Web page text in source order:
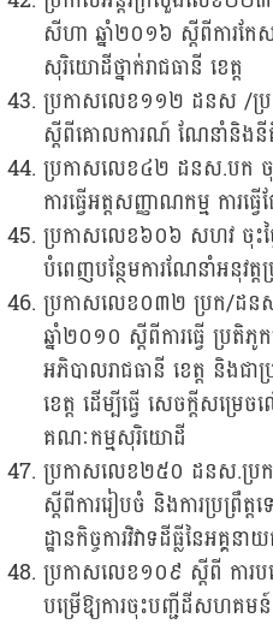
សីហា ឆ្នាំ២០១៦ ស្តីពីការក
សុរិយោដីថ្នាក់រាជធានី ខេត្ត
ប្រកាសលេខ១១២ ដនស /ប្រ
ស្តីពីគោលការណ៍ ណែនាំនិងនី
ប្រកាសលេខ៤២ ដនស.បក ចុ
ការធ្វើអត្តសញ្ញាណកម្ម ការធ្
ប្រកាសលេខ៦០៦ សហវ ចុះថ្
បំពេញបន្ថែមការ​ណែនាំ​អនុវត្ត​
ប្រកាសលេខ០៣២ ប្រក/ដន
ឆ្នាំ២០១០ ស្តីពីការធ្វើ ប្រ
អភិបាលរាជធានី ខេត្ត និងជ
ខេត្ត ដើម្បីធ្វើ សេចក្តីសម្រេ
គណៈកម្មសុរិយោដី
ប្រកាសលេខ២៥០ ដនស.ប្រក
ស្តីពីការរៀបចំ និងការប្រព្
ដ្ឋានកិច្ចការវិវាទដីធ្លីនៃអគ្
ប្រកាសលេខ១០៩ ស្តីពី ការប
បម្រើឱ្យការចុះ​បញ្ជីដីសហគម